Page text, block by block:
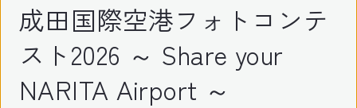
成田国際空港フォトコンテ
スト2026 ～ Share your
NARITA Airport ～